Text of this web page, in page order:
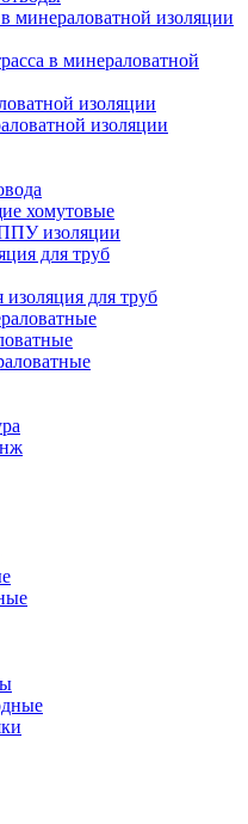
минераловатной изоляции
в минераловатной
изоляции
изоляции
хомутовые
ППУ изоляции
для труб
для труб